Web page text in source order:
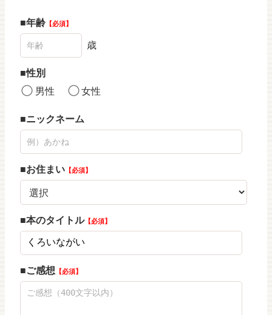
年齢 必須
歳
性別
男性
女性
ニックネーム
お住まい 必須
本のタイトル 必須
ご感想 必須